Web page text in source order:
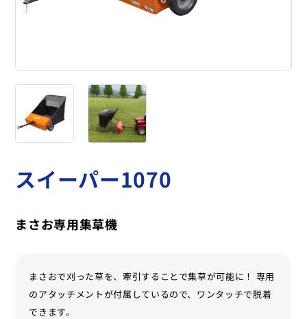
スイーパー1070
まさお専用集草機
まさおで刈った草を、牽引することで集草が可能に！ 専用
のアタッチメントが付属しているので、ワンタッチで脱着
できます。